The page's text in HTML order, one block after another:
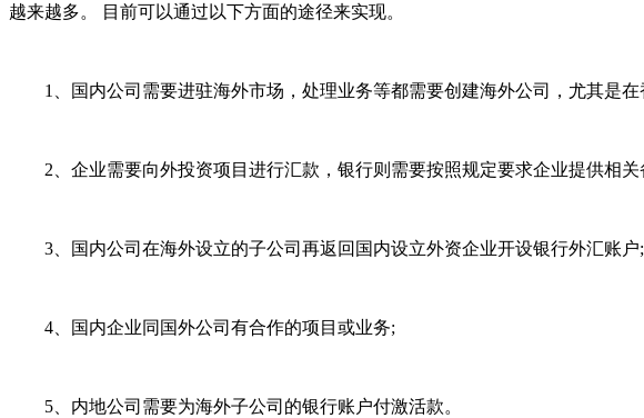
越来越多。 目前可以通过以下方面的途径来实现。
1、国内公司需要进驻海外市场，处理业务等都需要创建海外公司，尤其是在
2、企业需要向外投资项目进行汇款，银行则需要按照规定要求企业提供相关
3、国内公司在海外设立的子公司再返回国内设立外资企业开设银行外汇账户;
4、国内企业同国外公司有合作的项目或业务;
5、内地公司需要为海外子公司的银行账户付激活款。